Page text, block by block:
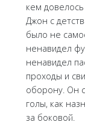
кем
Джон с
было не
ненавидел
ненавидел
проходы и
оборону. Он
голы, как
за боковой.